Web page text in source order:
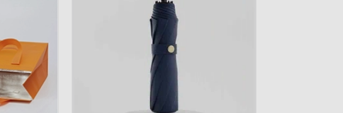
산출완료
산출완료
산출완료